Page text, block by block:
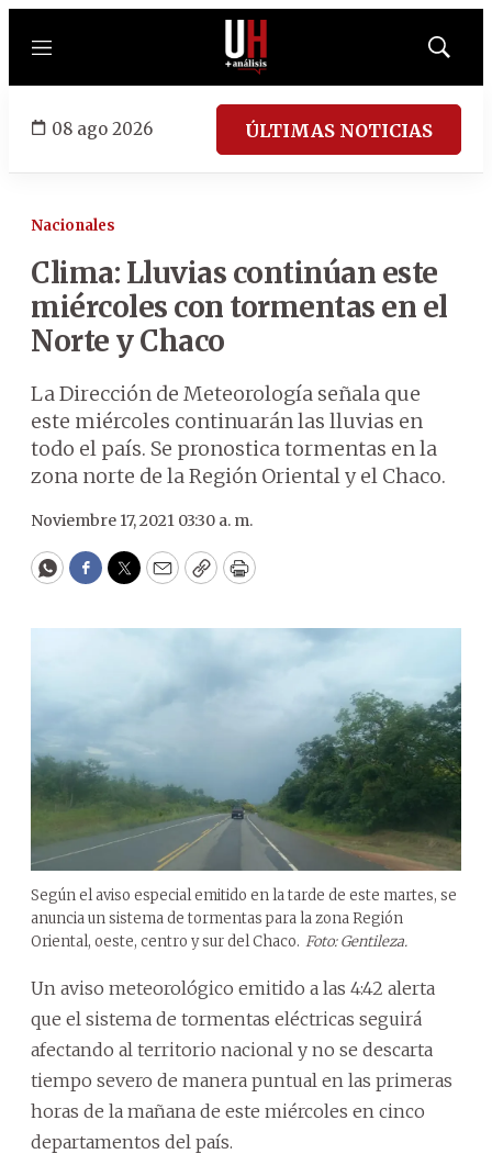
Menú
Mostrar
08 ago 2026 ÚLTIMAS NOTICIAS
Nacionales
Clima: Lluvias continúan este
miércoles con tormentas en el
Norte y Chaco
La Dirección de Meteorología señala que
este miércoles continuarán las lluvias en
todo el país. Se pronostica tormentas en la
zona norte de la Región Oriental y el Chaco.
Noviembre 17, 2021 03:30 a. m.
WhatsApp
Facebook
Twitter
EmailCopyPrint
Según el aviso especial emitido en la tarde de este martes, se
anuncia un sistema de tormentas para la zona Región
Oriental, oeste, centro y sur del Chaco. Foto: Gentileza.
Un aviso meteorológico emitido a las 4:42 alerta
que el sistema de tormentas eléctricas seguirá
afectando al territorio nacional y no se descarta
tiempo severo de manera puntual en las primeras
horas de la mañana de este miércoles en cinco
departamentos del país.